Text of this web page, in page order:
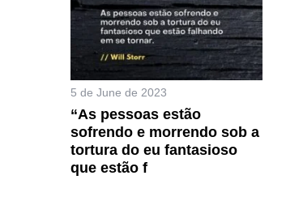
5 de June de 2023
“As pessoas estão
sofrendo e morrendo sob a
tortura do eu fantasioso
que estão f